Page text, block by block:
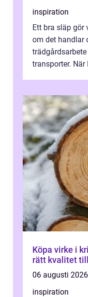
inspiration
Ett bra släp gör
om det handlar
transporter.
Köpa virke i
rätt kvalitet
06 augusti 2026
inspiration